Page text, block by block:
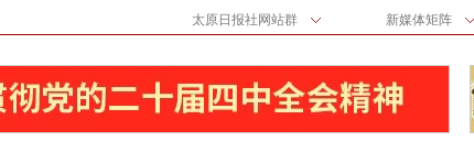
太原日报社网站群 新媒体矩阵